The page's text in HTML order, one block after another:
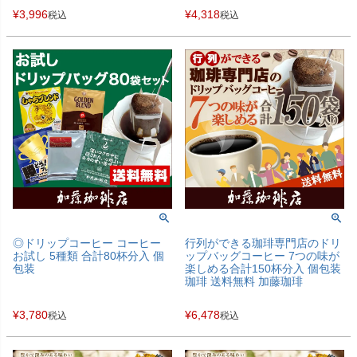
¥3,996税込 ¥4,318税込
◎ドリップコーヒー コーヒー
お試し 5種類 合計80杯分入 個
包装
¥3,780税込
行列ができる珈琲専門店のドリ
ップバッグコーヒー 7つの味が
楽しめる合計150杯分入 個包装
珈琲 送料無料 加藤珈琲
¥6,478税込